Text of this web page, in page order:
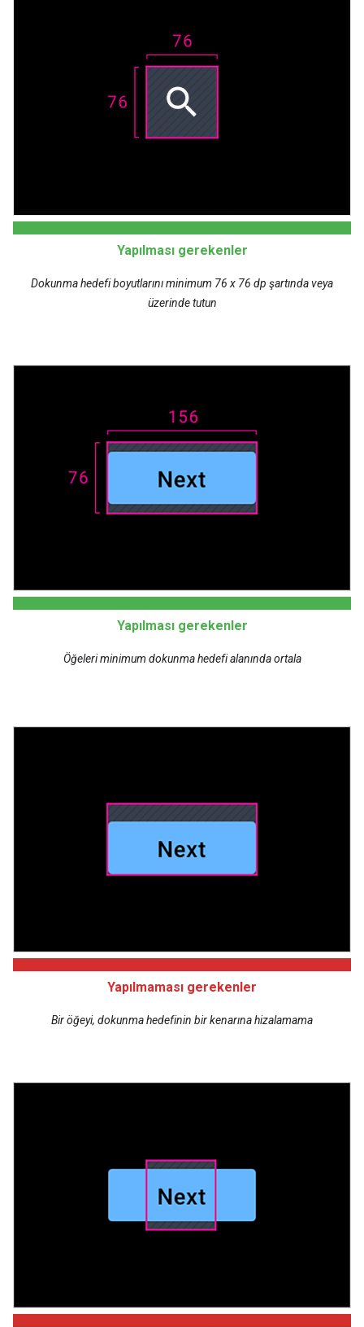
Yapılması gerekenler
Dokunma hedefi boyutlarını minimum 76 x 76 dp şartında veya
üzerinde tutun
Yapılması gerekenler
Öğeleri minimum dokunma hedefi alanında ortala
Yapılmaması gerekenler
Bir öğeyi, dokunma hedefinin bir kenarına hizalamama